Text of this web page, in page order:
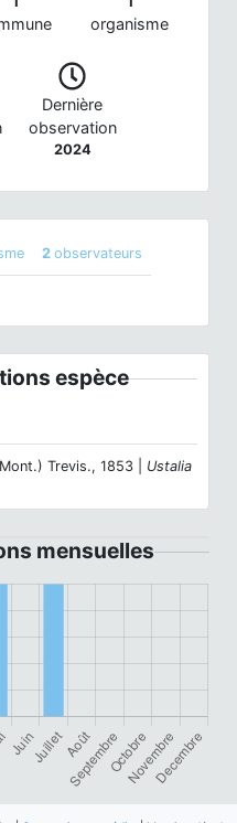
organisme
Dernière
observation
2024
2 observateurs
espèce
Trevis., 1853 | Ustalia
mensuelles